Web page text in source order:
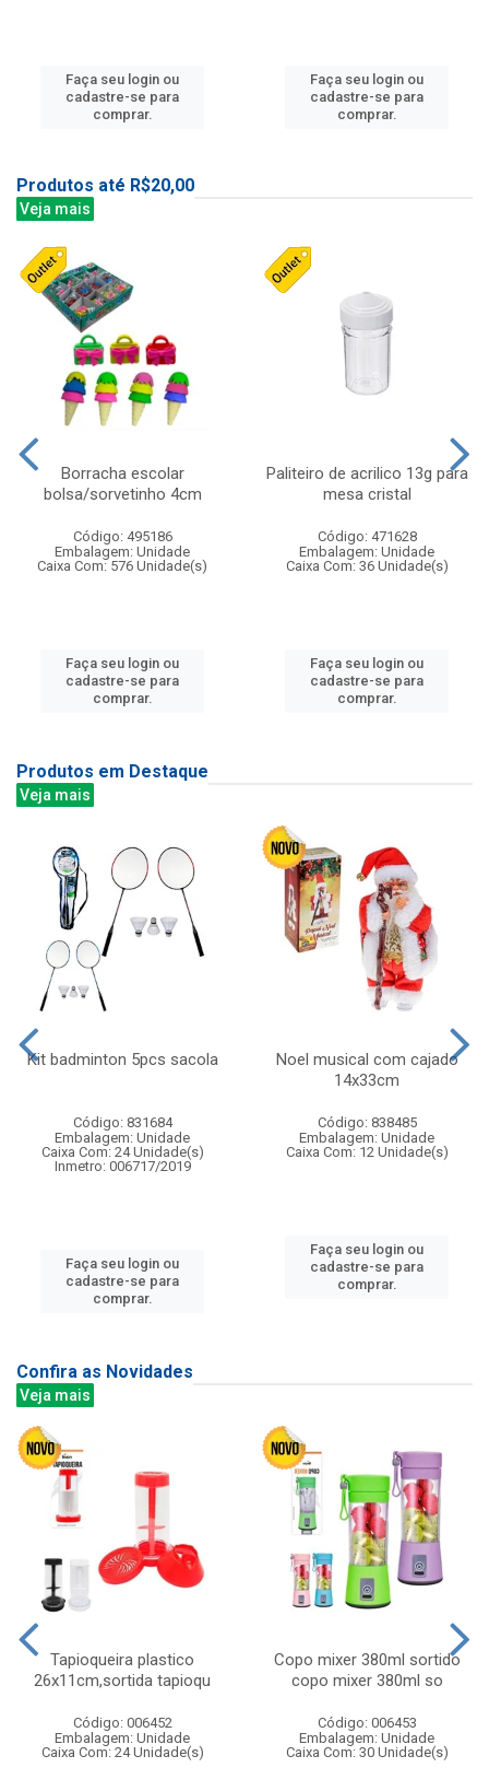
Faça seu login ou
cadastre-se para
comprar.
Faça seu login ou
cadastre-se para
comprar.
Produtos até R$20,00
Veja mais
Borracha escolar
bolsa/sorvetinho 4cm
Código: 495186
Embalagem: Unidade
Caixa Com: 576 Unidade(s)
Faça seu login ou
cadastre-se para
comprar.
Paliteiro de acrilico 13g para
mesa cristal
Código: 471628
Embalagem: Unidade
Caixa Com: 36 Unidade(s)
Faça seu login ou
cadastre-se para
comprar.
Produtos em Destaque
Veja mais
Kit badminton 5pcs sacola
Código: 831684
Embalagem: Unidade
Caixa Com: 24 Unidade(s)
Inmetro: 006717/2019
Faça seu login ou
cadastre-se para
comprar.
Noel musical com cajado
14x33cm
Código: 838485
Embalagem: Unidade
Caixa Com: 12 Unidade(s)
Faça seu login ou
cadastre-se para
comprar.
Confira as Novidades
Veja mais
Tapioqueira plastico
26x11cm,sortida tapioqu
Código: 006452
Embalagem: Unidade
Caixa Com: 24 Unidade(s)
Copo mixer 380ml sortido
copo mixer 380ml so
Código: 006453
Embalagem: Unidade
Caixa Com: 30 Unidade(s)